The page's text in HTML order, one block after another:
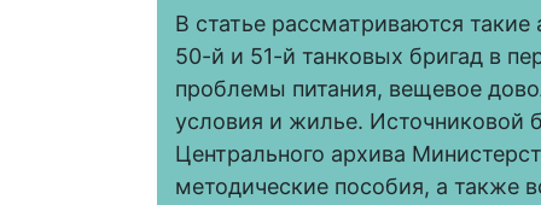
В статье рассматриваются
50-й и 51-й танковых бригад в
проблемы питания, вещевое
условия и жилье. Источниковой
Центрального архива
методические пособия, а также